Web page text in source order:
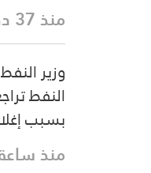
منذ 37 دقيقة
وزير
بسبب
منذ